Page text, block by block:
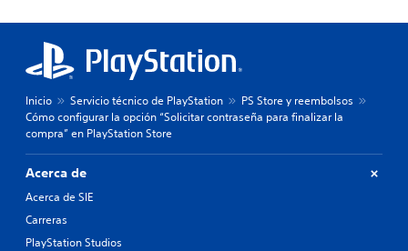
Inicio Servicio técnico de PlayStation
PS Store y reembolsos
Cómo configurar la opción “Solicitar contraseña para finalizar la
compra” en PlayStation Store
Acerca de
Acerca de SIE
Carreras
PlayStation Studios